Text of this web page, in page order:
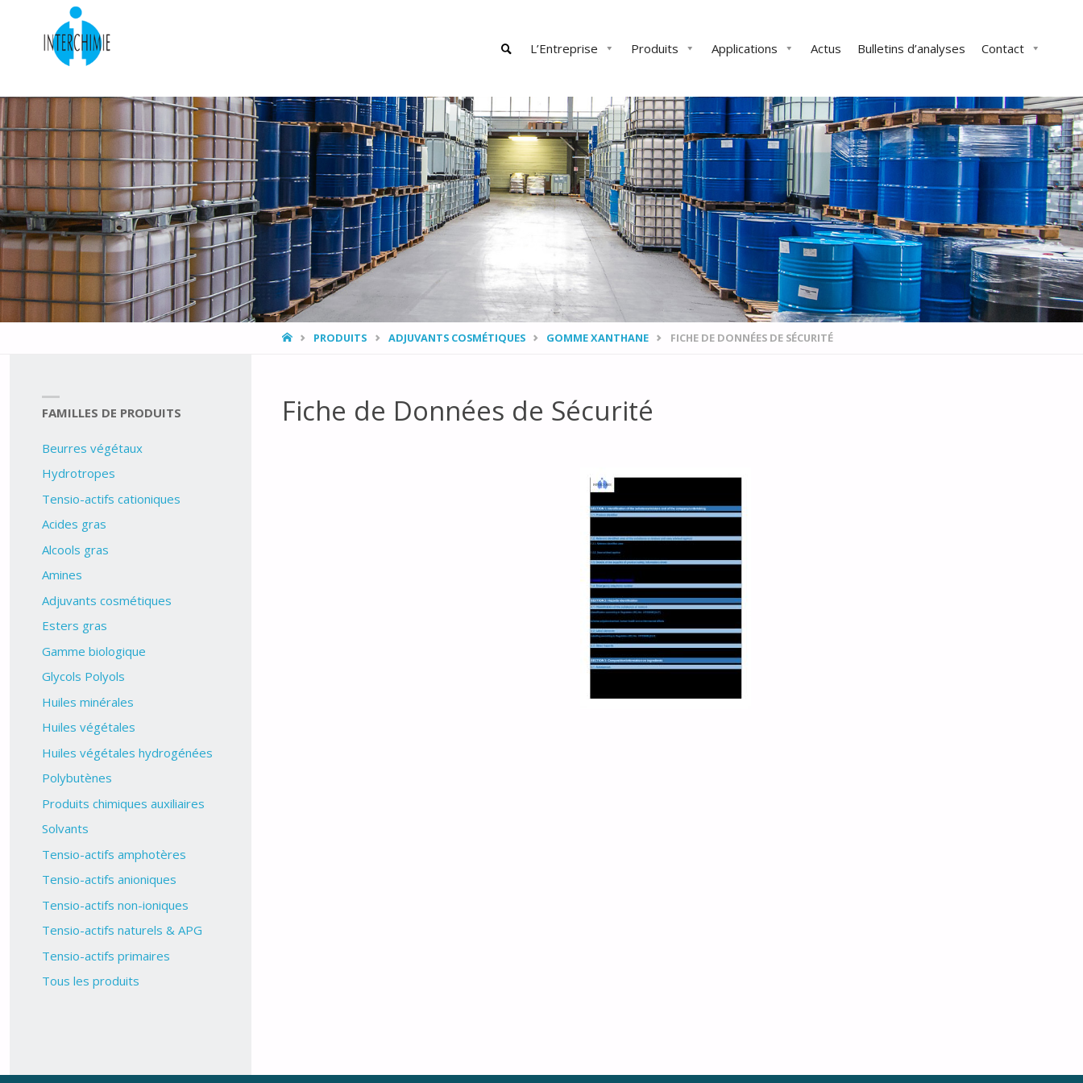
content
L’Entreprise Produits Applications Actus Bulletins d’analyses Contact
SEARCH
HOMEPRODUITS ADJUVANTS COSMÉTIQUES GOMME XANTHANE FICHE DE DONNÉES DE SÉCURITÉ
Fiche de Données de Sécurité
FAMILLES DE PRODUITS
Beurres végétaux
Hydrotropes
Tensio-actifs cationiques
Acides gras
Alcools gras
Amines
Adjuvants cosmétiques
Esters gras
Gamme biologique
Glycols Polyols
Huiles minérales
Huiles végétales
Huiles végétales hydrogénées
Polybutènes
Produits chimiques auxiliaires
Solvants
Tensio-actifs amphotères
Tensio-actifs anioniques
Tensio-actifs non-ioniques
Tensio-actifs naturels & APG
Tensio-actifs primaires
Tous les produits